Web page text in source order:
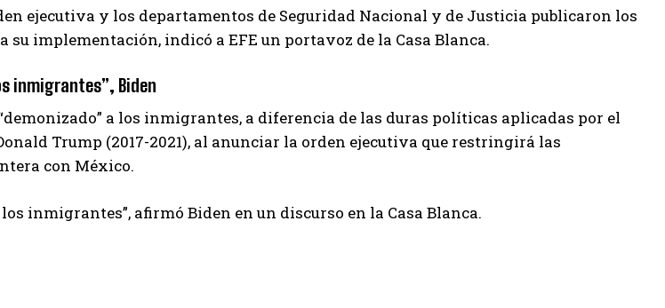
ejecutiva y los departamentos de Seguridad Nacional y de Justicia publicaron los
su implementación, indicó a EFE un portavoz de la Casa Blanca.
inmigrantes”, Biden
a los inmigrantes, a diferencia de las duras políticas aplicadas por el
Trump (2017-2021), al anunciar la orden ejecutiva que restringirá las
con México.
inmigrantes”, afirmó Biden en un discurso en la Casa Blanca.